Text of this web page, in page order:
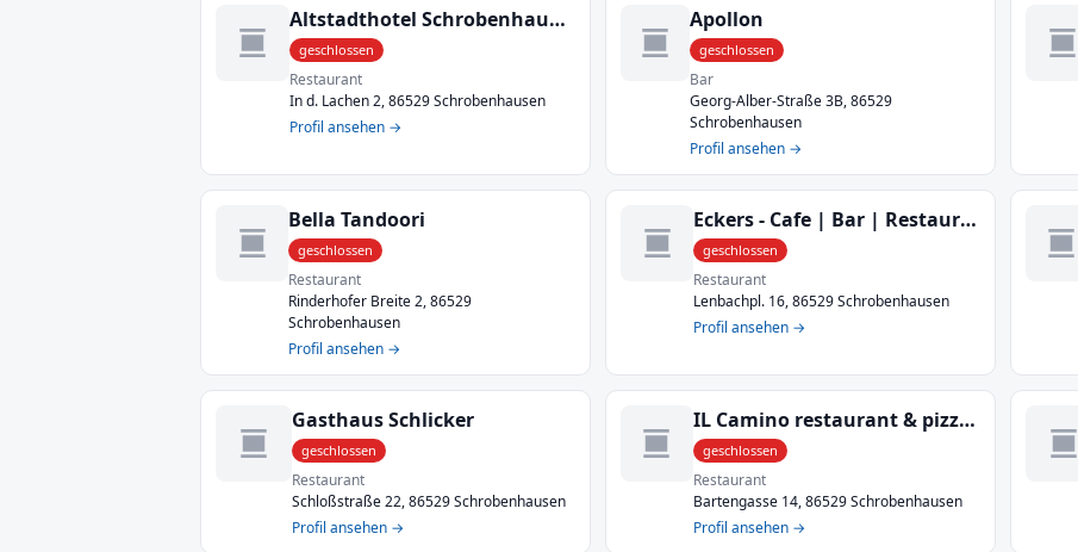
Altstadthotel Schrobenhausen
geschlossen
Restaurant
In d. Lachen 2, 86529 Schrobenhausen
Profil ansehen →
Apollon
geschlossen
Bar
Georg-Alber-Straße 3B, 86529
Schrobenhausen
Profil ansehen →
Bella Tandoori
geschlossen
Restaurant
Rinderhofer Breite 2, 86529
Schrobenhausen
Profil ansehen →
Eckers - Cafe | Bar | Restaurant
geschlossen
Restaurant
Lenbachpl. 16, 86529 Schrobenhausen
Profil ansehen →
Gasthaus Schlicker
geschlossen
Restaurant
Schloßstraße 22, 86529 Schrobenhausen
Profil ansehen →
IL Camino restaurant & pizzeria
geschlossen
Restaurant
Bartengasse 14, 86529 Schrobenhausen
Profil ansehen →